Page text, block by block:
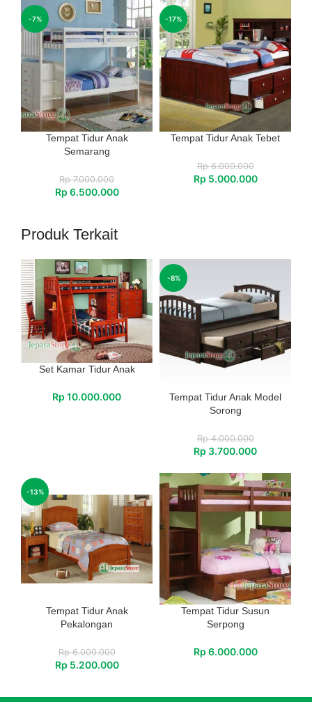
-7%
Tempat Tidur Anak
Semarang
Rp7.000.000
Rp 6.500.000
-17%
Tempat Tidur Anak Tebet
Rp6.000.000
Rp 5.000.000
Produk Terkait
Set Kamar Tidur Anak
Rp 10.000.000
-8%
Tempat Tidur Anak Model
Sorong
Rp4.000.000
Rp 3.700.000
-13%
Tempat Tidur Anak
Pekalongan
Rp6.000.000
Rp 5.200.000
Tempat Tidur Susun
Serpong
Rp 6.000.000